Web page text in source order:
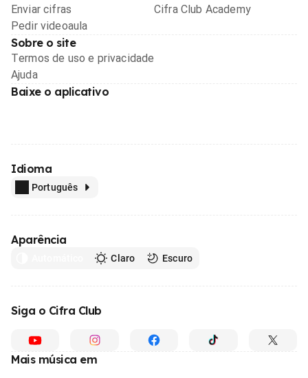
Enviar cifras
Pedir videoaula
Cifra Club Academy
Sobre o site
Termos de uso e privacidade
Ajuda
Baixe o aplicativo
Idioma
Português
Aparência
Claro Escuro
Siga o Cifra Club
Mais música em